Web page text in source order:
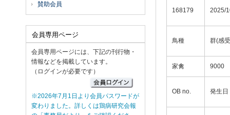
168179 2025/
鳥種 群(感
家禽 9000
OB no. 発生日
賛助会員
会員専用ページ
会員専用ページには、下記の刊行物・
情報などを掲載しています。
（ログインが必要です）
※2026年7月1日より会員パスワードが
変わりました。詳しくは鶏病研究会報